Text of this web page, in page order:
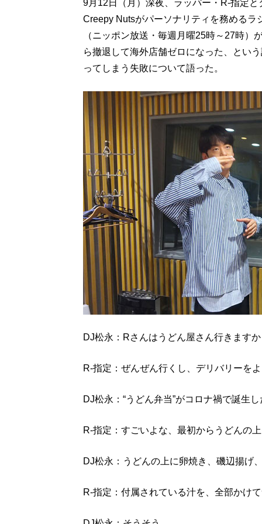
9月12日（月）深夜、ラッパー・R-指定
Creepy Nutsがパーソナリティを務める
（ニッポン放送・毎週月曜25時～27時）
ら撤退して海外店舗ゼロになった、とい
ってしまう失敗について語った。
DJ松永：Rさんはうどん屋さん行きます
R-指定：ぜんぜん行くし、デリバリーを
DJ松永：“うどん弁当”がコロナ禍で誕生
R-指定：すごいよな、最初からうどんの
DJ松永：うどんの上に卵焼き、磯辺揚げ
R-指定：付属されている汁を、全部かけ